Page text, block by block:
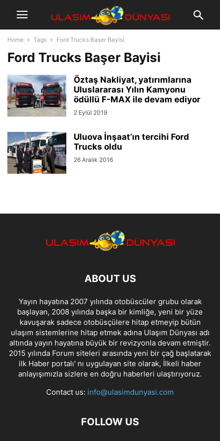
Home Tags Ford Trucks Başer Bayisi
Ford Trucks Başer Bayisi
Öztaş Nakliyat, yatırımlarına
Uluslararası Yılın Kamyonu
ödüllü F-MAX ile devam ediyor
2 Eylül 2019
Uluova İnşaat’ın tercihi Ford
Trucks oldu
26 Aralık 2016
ABOUT US
Yayın hayatına 2007 yılında otobüscüler grubu olarak
başlayan, 2008 yılında başka bir kimliğe, yeni bir yüze
kavuşarak sadece otobüsçülere hitap etmeyip bütün
ulaşım sistemlerine hitap etmek adına Ulaşım Dünyası adı
altında yayın hayatına büyük bir revizyonla devam etmiştir.
2015 yılında Forum siteleri arasında yeni bir çağ başlatarak
ilk Haber portalı' nı uygulayan site olarak, İlkeli haber
anlayışımızla sizlere en doğru haberleri ulaştırıyoruz.
Contact us: info@ulasimdunyasi.com
FOLLOW US